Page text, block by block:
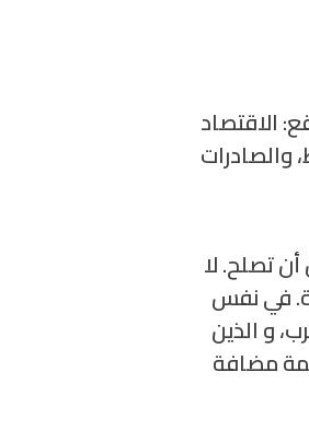
الاقتصاد
والصادرات
تصلح. لا
في نفس
و الذين
مضافة